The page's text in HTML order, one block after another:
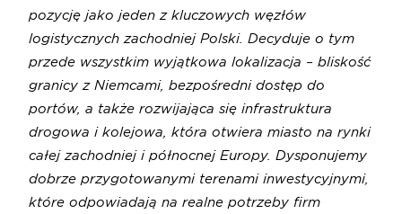
pozycję jako jeden z kluczowych węzłów
logistycznych zachodniej Polski. Decyduje o tym
przede wszystkim wyjątkowa lokalizacja – bliskość
granicy z Niemcami, bezpośredni dostęp do
portów, a także rozwijająca się infrastruktura
drogowa i kolejowa, która otwiera miasto na rynki
całej zachodniej i północnej Europy. Dysponujemy
dobrze przygotowanymi terenami inwestycyjnymi,
które odpowiadają na realne potrzeby firm